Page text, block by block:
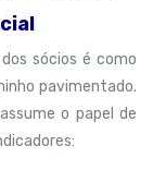
sócios é como
pavimentado.
o papel de